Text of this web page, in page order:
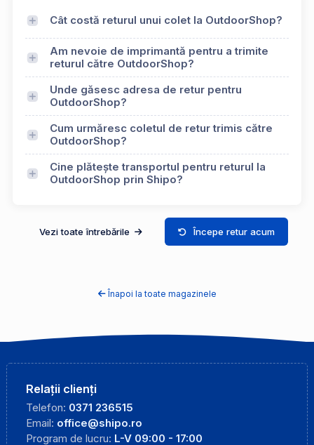
Cât costă returul unui colet la OutdoorShop?
Am nevoie de imprimantă pentru a trimite
returul către OutdoorShop?
Unde găsesc adresa de retur pentru
OutdoorShop?
Cum urmăresc coletul de retur trimis către
OutdoorShop?
Cine plătește transportul pentru returul la
OutdoorShop prin Shipo?
Vezi toate întrebările Începe retur acum
Înapoi la toate magazinele
Relații clienți
Telefon: 0371 236515
Email: office@shipo.ro
Program de lucru: L-V 09:00 - 17:00